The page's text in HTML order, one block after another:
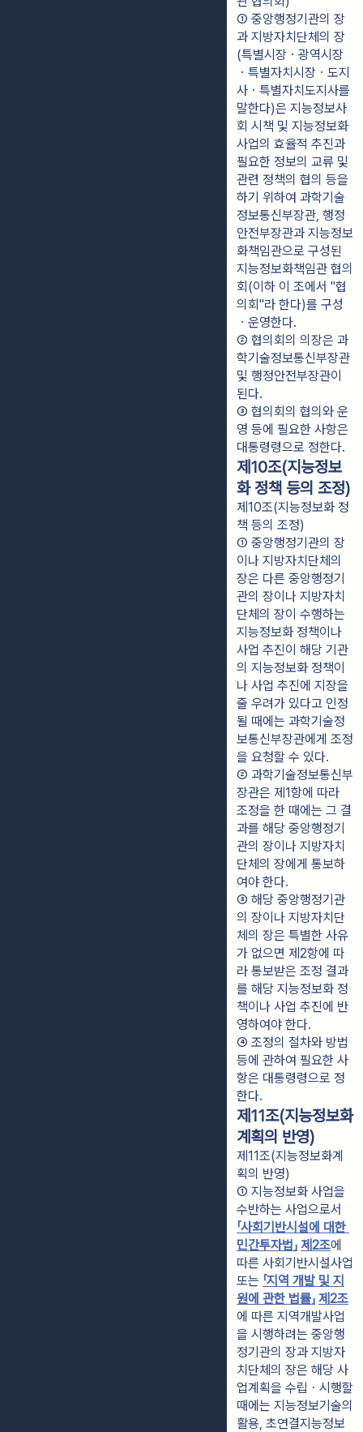
① 중앙행정기관의 장
과 지방자치단체의 장
(특별시장ㆍ광역시장
ㆍ특별자치시장ㆍ도지
사ㆍ특별자치도지사를
말한다)은 지능정보사
회 시책 및 지능정보화
사업의 효율적 추진과
필요한 정보의 교류 및
관련 정책의 협의 등을
하기 위하여 과학기술
정보통신부장관, 행정
안전부장관과 지능정보
화책임관으로 구성된
지능정보화책임관 협의
회(이하 이 조에서 "협
의회"라 한다)를 구성
ㆍ운영한다.
② 협의회의 의장은 과
학기술정보통신부장관
및 행정안전부장관이
된다.
③ 협의회의 협의와 운
영 등에 필요한 사항은
대통령령으로 정한다.
제10조(지능정보
화 정책 등의 조정)
제10조(지능정보화 정
책 등의 조정)
① 중앙행정기관의 장
이나 지방자치단체의
장은 다른 중앙행정기
관의 장이나 지방자치
단체의 장이 수행하는
지능정보화 정책이나
사업 추진이 해당 기관
의 지능정보화 정책이
나 사업 추진에 지장을
줄 우려가 있다고 인정
될 때에는 과학기술정
보통신부장관에게 조정
을 요청할 수 있다.
② 과학기술정보통신부
장관은 제1항에 따라
조정을 한 때에는 그 결
과를 해당 중앙행정기
관의 장이나 지방자치
단체의 장에게 통보하
여야 한다.
③ 해당 중앙행정기관
의 장이나 지방자치단
체의 장은 특별한 사유
가 없으면 제2항에 따
라 통보받은 조정 결과
를 해당 지능정보화 정
책이나 사업 추진에 반
영하여야 한다.
④ 조정의 절차와 방법
등에 관하여 필요한 사
항은 대통령령으로 정
한다.
제11조(지능정보화
계획의 반영)
제11조(지능정보화계
획의 반영)
① 지능정보화 사업을
「사회기반시설에 대한
민간투자법」 제2조에
따른 사회기반시설사업
또는 「지역 개발 및 지
원에 관한 법률」 제2조
에 따른 지역개발사업
을 시행하려는 중앙행
정기관의 장과 지방자
치단체의 장은 해당 사
업계획을 수립ㆍ시행할
때에는 지능정보기술의
활용, 초연결지능정보